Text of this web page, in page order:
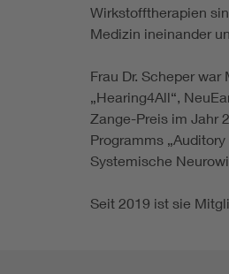
Wirkstofftherapien
Medizin ineinander
Frau Dr. Scheper
„Hearing4All“,
Zange-Preis im Jahr
Programms
Systemische
Seit 2019 ist sie